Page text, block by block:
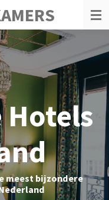
meest bijzondere